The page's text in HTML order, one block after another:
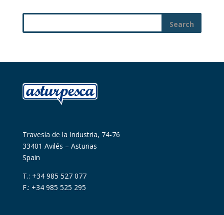
Travesía de la Industria, 74-76
33401 Avilés – Asturias
Spain
T.: +34 985 527 077
F.: +34 985 525 295